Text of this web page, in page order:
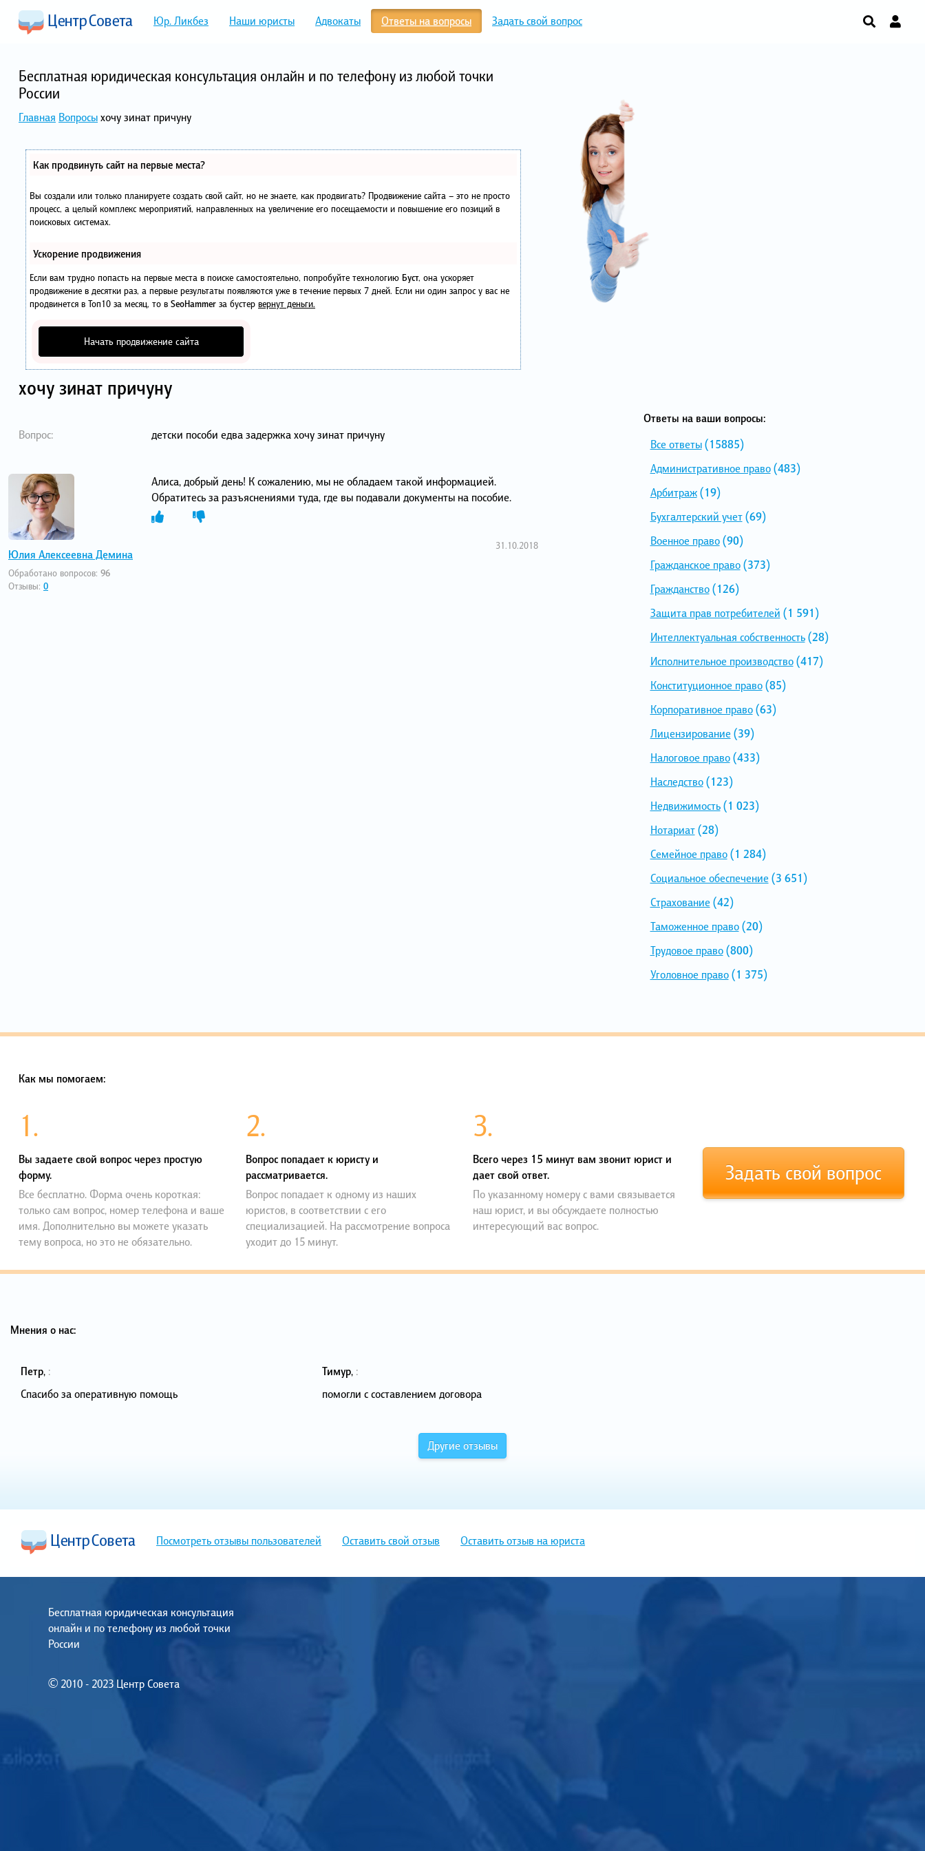
Юр. Ликбез Наши юристы Адвокаты Ответы на вопросы Задать свой вопрос
Бесплатная юридическая консультация онлайн и по телефону из любой точки
России
Главная Вопросыхочу зинат причуну
Как продвинуть сайт на первые места?
Вы создали или только планируете создать свой сайт, но не знаете, как продвигать? Продвижение сайта – это не просто
процесс, а целый комплекс мероприятий, направленных на увеличение его посещаемости и повышение его позиций в
поисковых системах.
Ускорение продвижения
Если вам трудно попасть на первые места в поиске самостоятельно, попробуйте технологию Буст, она ускоряет
продвижение в десятки раз, а первые результаты появляются уже в течение первых 7 дней. Если ни один запрос у вас не
продвинется в Топ10 за месяц, то в SeoHammer за бустер вернут деньги.
Начать продвижение сайта
хочу зинат причуну
Вопрос: детски пособи едва задержка хочу зинат причуну
Юлия Алексеевна Демина
Обработано вопросов: 96
Отзывы: 0
Алиса, добрый день! К сожалению, мы не обладаем такой информацией.
Обратитесь за разъяснениями туда, где вы подавали документы на пособие.
31.10.2018
Ответы на ваши вопросы:
Все ответы(15885)
Административное право(483)
Арбитраж(19)
Бухгалтерский учет(69)
Военное право(90)
Гражданское право(373)
Гражданство(126)
Защита прав потребителей (1 591)
Интеллектуальная собственность(28)
Исполнительное производство(417)
Конституционное право(85)
Корпоративное право(63)
Лицензирование (39)
Налоговое право(433)
Наследство(123)
Недвижимость(1 023)
Нотариат(28)
Семейное право(1 284)
Социальное обеспечение (3 651)
Страхование (42)
Таможенное право(20)
Трудовое право(800)
Уголовное право(1 375)
Как мы помогаем:
1.
Вы задаете свой вопрос через простую
форму.
Все бесплатно. Форма очень короткая:
только сам вопрос, номер телефона и ваше
имя. Дополнительно вы можете указать
тему вопроса, но это не обязательно.
2.
Вопрос попадает к юристу и
рассматривается.
Вопрос попадает к одному из наших
юристов, в соответствии с его
специализацией. На рассмотрение вопроса
уходит до 15 минут.
3.
Всего через 15 минут вам звонит юрист и
дает свой ответ.
По указанному номеру с вами связывается
наш юрист, и вы обсуждаете полностью
интересующий вас вопрос.
Задать свой вопрос
Мнения о нас:
Петр, :
Спасибо за оперативную помощь
Тимур, :
помогли с составлением договора
Другие отзывы
Посмотреть отзывы пользователей Оставить свой отзыв Оставить отзыв на юриста
Бесплатная юридическая консультация
онлайн и по телефону из любой точки
России
© 2010 - 2023 Центр Совета